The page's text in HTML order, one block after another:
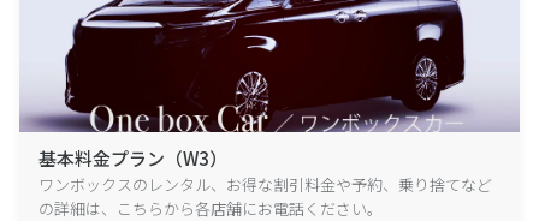
基本料金プラン（W3）
ワンボックスのレンタル、お得な割引料金や予約、乗り捨てなど
の詳細は、こちらから各店舗にお電話ください。